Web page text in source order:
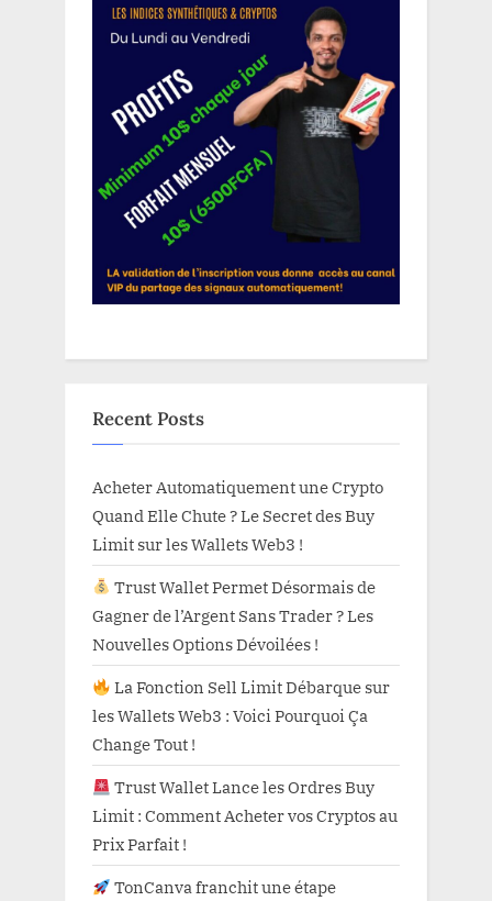
Recent Posts
Acheter Automatiquement une Crypto
Quand Elle Chute ? Le Secret des Buy
Limit sur les Wallets Web3 !
Trust Wallet Permet Désormais de
Gagner de l’Argent Sans Trader ? Les
Nouvelles Options Dévoilées !
La Fonction Sell Limit Débarque sur
les Wallets Web3 : Voici Pourquoi Ça
Change Tout !
Trust Wallet Lance les Ordres Buy
Limit : Comment Acheter vos Cryptos au
Prix Parfait !
TonCanva franchit une étape